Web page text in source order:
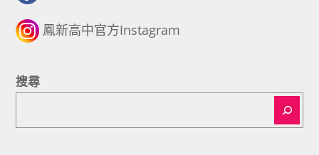
鳳新高中官方Instagram
搜尋